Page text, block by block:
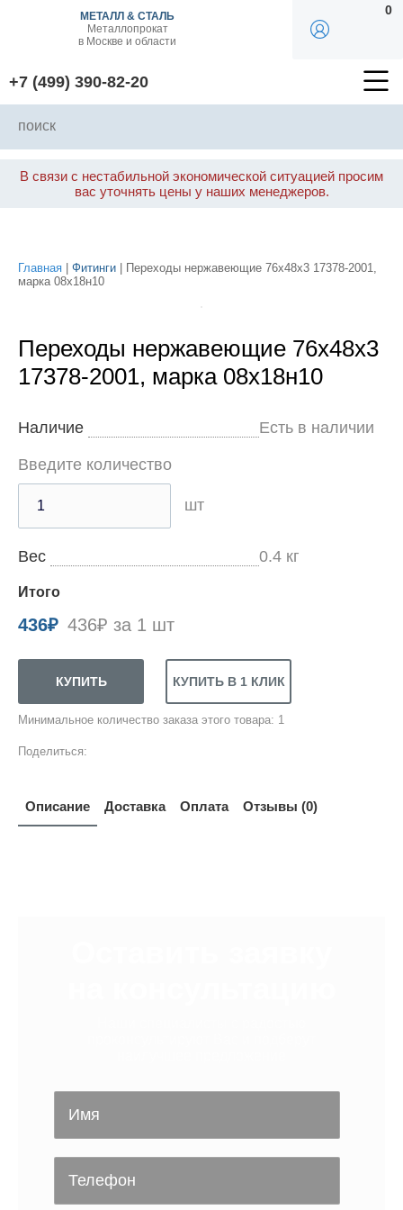
МЕТАЛЛ & СТАЛЬ
Металлопрокат
в Москве и области
+7 (499) 390-82-20
0
В связи с нестабильной экономической ситуацией просим
вас уточнять цены у наших менеджеров.
Главная Фитинги | Переходы нержавеющие 76х48х3 17378-2001,
марка 08х18н10
Переходы нержавеющие 76х48х3
17378-2001, марка 08х18н10
Наличие Есть в наличии
Введите количество
шт
Вес 0.4 кг
Итого
436₽ 436₽ за 1 шт
Минимальное количество заказа этого товара: 1
Поделиться:
Описание Доставка Оплата Отзывы (0)